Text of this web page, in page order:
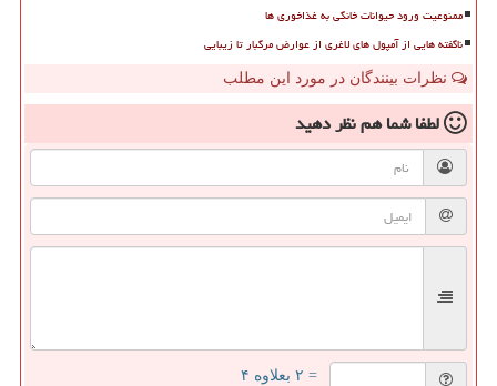
ممنوعیت ورود حیوانات خانگی به غذاخوری ها
ناگفته هایی از آمپول های لاغری از عوارض مرگبار تا زیبایی
نظرات بینندگان در مورد این مطلب
لطفا شما همنظر دهید
= ۲ بعلاوه ۴